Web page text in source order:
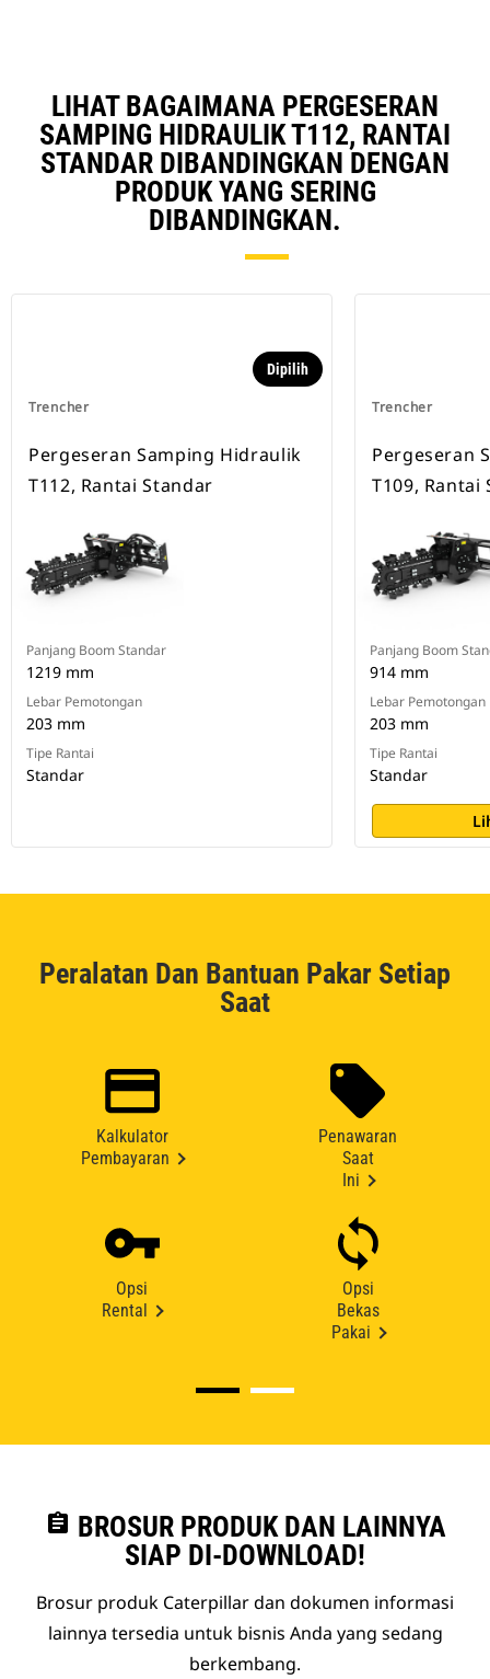
LIHAT BAGAIMANA PERGESERAN
SAMPING HIDRAULIK T112, RANTAI
STANDAR DIBANDINGKAN DENGAN
PRODUK YANG SERING
DIBANDINGKAN.
Trencher
Dipilih
Pergeseran Samping Hidraulik
T112, Rantai Standar
Panjang Boom Standar
1219 mm
Lebar Pemotongan
203 mm
Tipe Rantai
Standar
Trencher
Pergeseran
T109, Rantai
Panjang Boom
914 mm
Lebar Pemotongan
203 mm
Tipe Rantai
Standar
Peralatan Dan Bantuan Pakar Setiap
Saat
Kalkulator
Pembayaran
Penawaran
Saat
Ini
Opsi
Rental
Opsi
Bekas
Pakai
assignment BROSUR PRODUK DAN LAINNYA
SIAP DI-DOWNLOAD!
Brosur produk Caterpillar dan dokumen informasi
lainnya tersedia untuk bisnis Anda yang sedang
berkembang.